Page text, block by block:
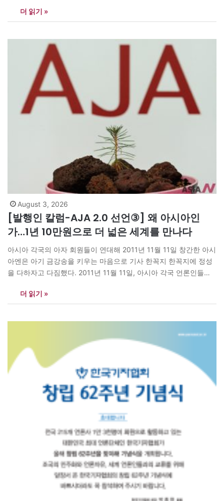
구노트 약 40상자를 아무런 대가 없이 기증하겠다는 뜻을 밝혔다.
다만 장서를 흩어 팔거나…
더 읽기 »
August 3, 2026
[발행인 칼럼-AJA 2.0 선언③] 왜 아시아인
가…1년 10만원으로 더 넓은 세계를 만나다
아시아 각국의 아자 회원들이 연대해 2011년 11월 11일 창간한 아시
아엔은 아기 금강송을 키우는 마음으로 기사 한꼭지 한꼭지에 정성
을 다하자고 다짐했다. 2011년 11월 11일, 아시아 각국 언론인들이
한 땅에 어린 금강송 한 그루를 심는 마음으로 출발했습니다. 기사
한 꼭지에도 정성을 다하고, 아시아를 아시아인의…
더 읽기 »